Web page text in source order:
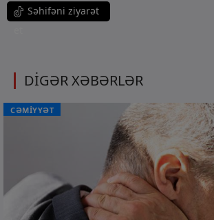
Səhifəni ziyarət
DİGƏR XƏBƏRLƏR
CƏMİYYƏT